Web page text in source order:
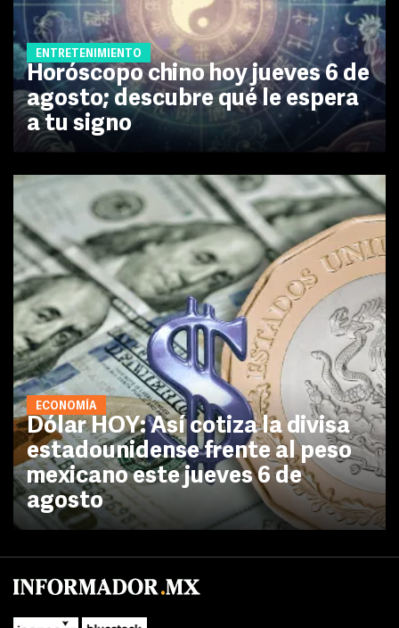
ENTRETENIMIENTO
Horóscopo chino hoy jueves 6 de
agosto; descubre qué le espera
a tu signo
ECONOMÍA
Dólar HOY: Así cotiza la divisa
estadounidense frente al peso
mexicano este jueves 6 de
agosto